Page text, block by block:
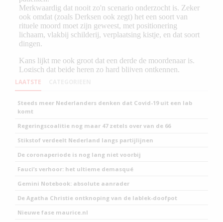
LAATSTE
Steeds meer Nederlanders denken dat Covid-19 uit een lab
komt
Regeringscoalitie nog maar 47 zetels over van de 66
Stikstof verdeelt Nederland langs partijlijnen
De coronaperiode is nog lang niet voorbij
Fauci’s verhoor: het ultieme demasqué
Gemini Notebook: absolute aanrader
De Agatha Christie ontknoping van de lablek-doofpot
Nieuwe fase maurice.nl